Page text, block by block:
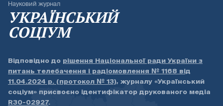
Науковий журнал
УКРАЇНСЬКИЙ
СОЦІУМ
Відповідно до рішення Національної ради України з
питань телебачення і радіомовлення № 1168 від
11.04.2024 р. (протокол № 13), журналу «Український
соціум» присвоєно ідентифікатор друкованого медіа
R30-02927.